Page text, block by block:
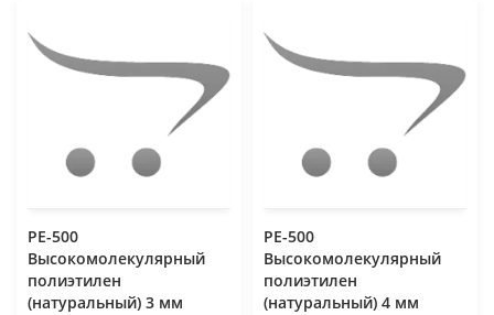
РЕ-500
Высокомолекулярный
полиэтилен
(натуральный) 3 мм
РЕ-500
Высокомолекулярный
полиэтилен
(натуральный) 4 мм